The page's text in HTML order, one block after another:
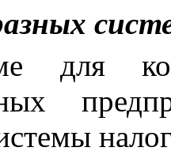
для